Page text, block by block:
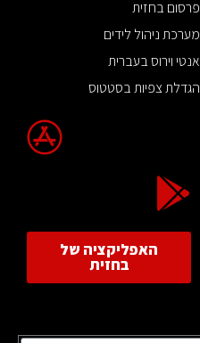
פרסום בחזית
מערכת ניהול לידים
אנטי וירוס בעברית
הגדלת צפיות בסטטוס
האפליקציה של
בחזית